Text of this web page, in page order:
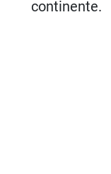
continente.